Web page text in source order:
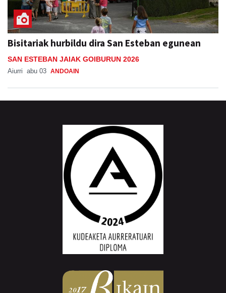
Bisitariak hurbildu dira San Esteban egunean
SAN ESTEBAN JAIAK GOIBURUN 2026
Aiurri abu 03 ANDOAIN